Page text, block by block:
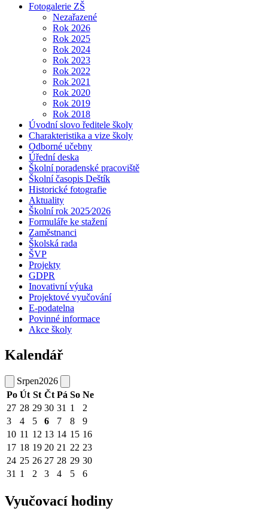
Fotogalerie ZŠ
Nezařazené
Rok 2026
Rok 2025
Rok 2024
Rok 2023
Rok 2022
Rok 2021
Rok 2020
Rok 2019
Rok 2018
Úvodní slovo ředitele školy
Charakteristika a vize školy
Odborné učebny
Úřední deska
Školní poradenské pracoviště
Školní časopis Deštík
Historické fotografie
Aktuality
Školní rok 2025⁄2026
Formuláře ke stažení
Zaměstnanci
Školská rada
ŠVP
Projekty
GDPR
Inovativní výuka
Projektové vyučování
E-podatelna
Povinné informace
Akce školy
Kalendář
Srpen2026
Po Út St Čt Pá So Ne
27 28 29 30 31 1
2
3
4 5 6 7 8
9
10 11 12 13 14 15 16
17 18 19 20 21 22 23
24 25 26 27 28 29 30
31 1 2 3 4 5 6
Vyučovací hodiny